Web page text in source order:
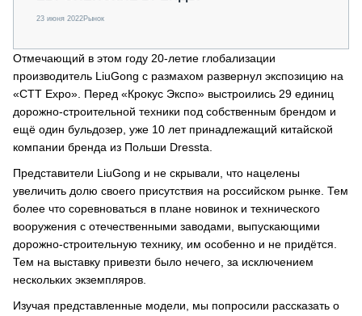
23 июня 2022Рынок
Отмечающий в этом году 20-летие глобализации
производитель LiuGong с размахом развернул экспозицию на
«СТТ Expo». Перед «Крокус Экспо» выстроились 29 единиц
дорожно-строительной техники под собственным брендом и
ещё один бульдозер, уже 10 лет принадлежащий китайской
компании бренда из Польши Dressta.
Представители LiuGong и не скрывали, что нацелены
увеличить долю своего присутствия на российском рынке. Тем
более что соревноваться в плане новинок и технического
вооружения с отечественными заводами, выпускающими
дорожно-строительную технику, им особенно и не придётся.
Тем на выставку привезти было нечего, за исключением
нескольких экземпляров.
Изучая представленные модели, мы попросили рассказать о